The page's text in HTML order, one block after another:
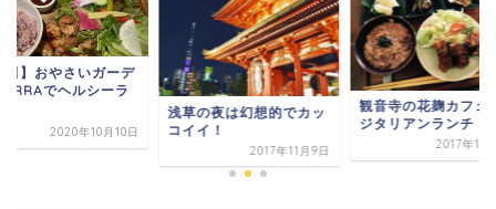
田】おやさいガーデ
でヘルシーラ
2020年10月10日
浅草の夜は幻想的でカッ
コイイ！
2017年11月9日
観音寺の花麹カフェ
ジタリアンランチ
2017年11